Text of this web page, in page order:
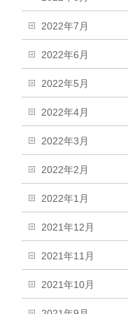
2022年7月
2022年6月
2022年5月
2022年4月
2022年3月
2022年2月
2022年1月
2021年12月
2021年11月
2021年10月